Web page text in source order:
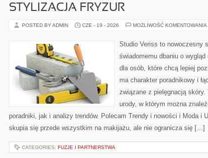
STYLIZACJA FRYZUR
POSTED BY ADMIN CZE - 19 - 2026 MOŻLIWOŚĆ KOMENTOWANIA
Studio Veriss to nowoczesny
świadomemu dbaniu o wygląd
dla osób, które chcą lepiej
ma charakter poradnikowy i
związane z pielęgnacją skóry.
urody, w którym można
poradniki, jak i analizy trendów. Polecam Trendy i nowości i Moda i
skupia się przede wszystkim na makijażu, ale nie ogranicza się […]
CATEGORIES: FUZJE I PARTNERSTWA